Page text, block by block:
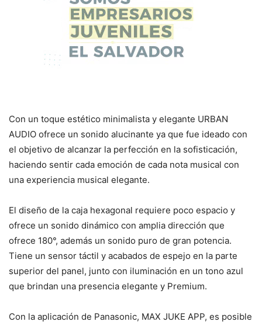
Con un toque estético minimalista y elegante URBAN
AUDIO ofrece un sonido alucinante ya que fue ideado con
el objetivo de alcanzar la perfección en la sofisticación,
haciendo sentir cada emoción de cada nota musical con
una experiencia musical elegante.
El diseño de la caja hexagonal requiere poco espacio y
ofrece un sonido dinámico con amplia dirección que
ofrece 180°, además un sonido puro de gran potencia.
Tiene un sensor táctil y acabados de espejo en la parte
superior del panel, junto con iluminación en un tono azul
que brindan una presencia elegante y Premium.
Con la aplicación de Panasonic, MAX JUKE APP, es posible